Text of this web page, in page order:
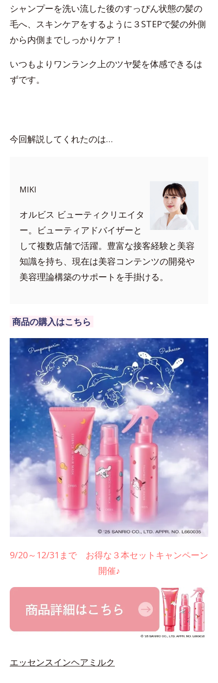
シャンプーを洗い流した後のすっぴん状態の髪の
毛へ、スキンケアをするように３STEPで髪の外側
から内側までしっかりケア！
いつもよりワンランク上のツヤ髪を体感できるは
ずです。
今回解説してくれたのは…
MIKI
オルビス ビューティクリエイタ
ー。ビューティアドバイザーと
して複数店舗で活躍。豊富な接客経験と美容
知識を持ち、現在は美容コンテンツの開発や
美容理論構築のサポートを手掛ける。
商品の購入はこちら
9/20～12/31まで お得な３本セットキャンペーン
開催♪
エッセンスインヘアミルク